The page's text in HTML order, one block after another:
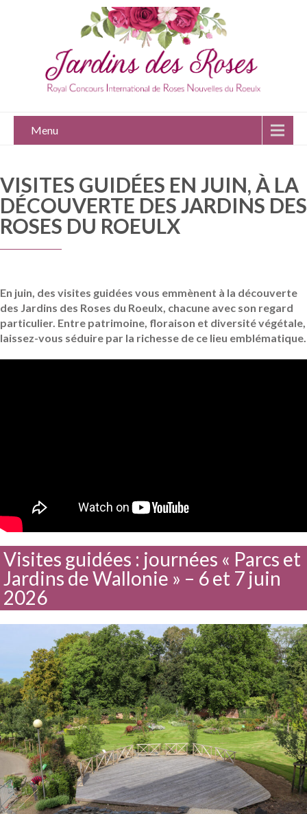
Menu
VISITES GUIDÉES EN JUIN, À LA
DÉCOUVERTE DES JARDINS DES
ROSES DU ROEULX
En juin, des visites guidées vous emmènent à la découverte
des Jardins des Roses du Roeulx, chacune avec son regard
particulier. Entre patrimoine, floraison et diversité végétale,
laissez-vous séduire par la richesse de ce lieu emblématique.
Visites guidées : journées « Parcs et
Jardins de Wallonie » – 6 et 7 juin
2026